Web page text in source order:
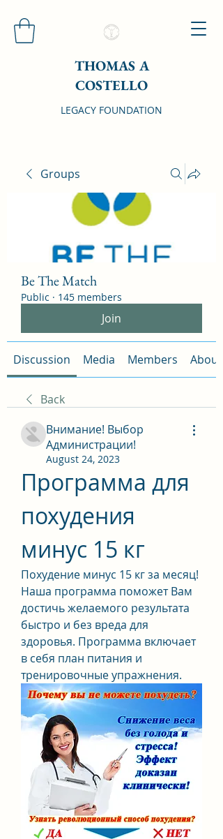
THOMAS A
COSTELLO
LEGACY FOUNDATION
Groups
Be The Match
Public · 145 members
Join
Discussion Media Members About
Back
Внимание! Выбор
Администрации!
August 24, 2023
Программа для
похудения
минус 15 кг
Похудение минус 15 кг за месяц!
Наша программа поможет Вам
достичь желаемого результата
быстро и без вреда для
здоровья. Программа включает
в себя план питания и
тренировочные упражнения.